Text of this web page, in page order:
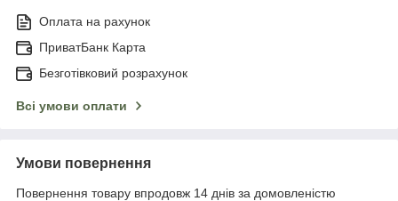
Оплата на рахунок
ПриватБанк Карта
Безготівковий розрахунок
Всі умови оплати
Умови повернення
Повернення товару впродовж 14 днів за домовленістю